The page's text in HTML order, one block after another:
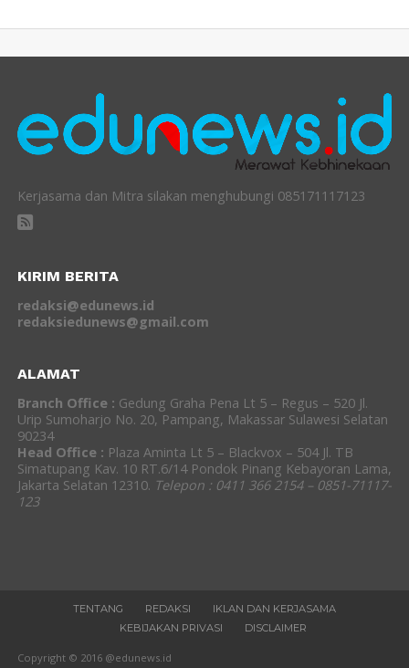
Kerjasama dan Mitra silakan menghubungi 085171117123
KIRIM BERITA
redaksi@edunews.id
redaksiedunews@gmail.com
ALAMAT
Branch Office : Gedung Graha Pena Lt 5 – Regus – 520 Jl.
Urip Sumoharjo No. 20, Pampang, Makassar Sulawesi Selatan
90234
Head Office : Plaza Aminta Lt 5 – Blackvox – 504 Jl. TB
Simatupang Kav. 10 RT.6/14 Pondok Pinang Kebayoran Lama,
Jakarta Selatan 12310. Telepon : 0411 366 2154 – 0851-71117-
123
TENTANG REDAKSI
IKLAN DAN KERJASAMA
KEBIJAKAN PRIVASI
DISCLAIMER
Copyright © 2016 @edunews.id